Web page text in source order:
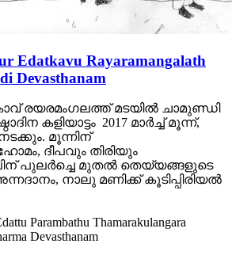
Edatkavu Rayaramangalath
Devasthanam
രയരമംഗലത്ത് മടയില്‍ ചാമുണ്ഡി
കളിയാട്ടം 2017 മാര്‍ച്ച് മൂന്ന്,
മൂന്നിന്
ദീപവും തിരിയും
പുലര്‍ച്ചെ മുതല്‍ തെയ്യങ്ങളുടെ
നാലു മണിക്ക് കൂടിപ്പിരിയല്‍